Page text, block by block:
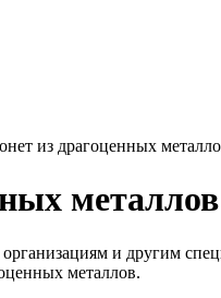
из драгоценных
металлов
и другим
металлов.